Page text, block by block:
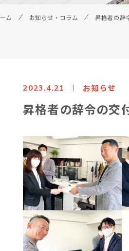
ム お知らせ・コラム 昇格者の辞
2023.4.21 お知らせ
昇格者の辞令の交